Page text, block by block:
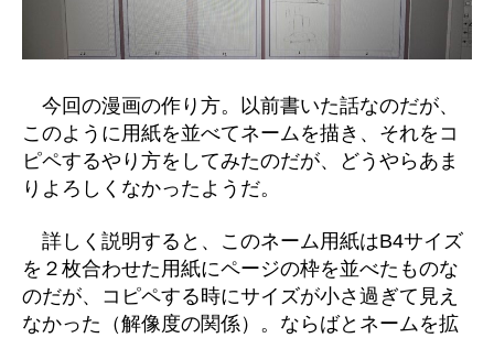
今回の漫画の作り方。以前書いた話なのだが、
このように用紙を並べてネームを描き、それをコ
ピペするやり方をしてみたのだが、どうやらあま
りよろしくなかったようだ。
詳しく説明すると、このネーム用紙はB4サイズ
を２枚合わせた用紙にページの枠を並べたものな
のだが、コピペする時にサイズが小さ過ぎて見え
なかった（解像度の関係）。ならばとネームを拡